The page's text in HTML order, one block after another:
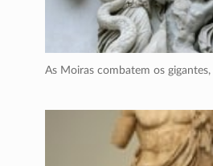
As Moiras combatem os gigantes,